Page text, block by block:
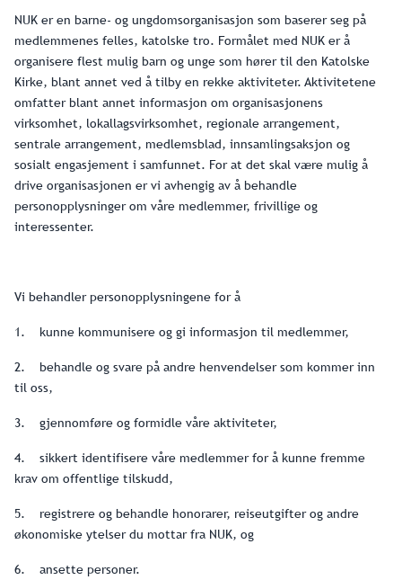
NUK er en barne- og ungdomsorganisasjon som baserer seg på
medlemmenes felles, katolske tro. Formålet med NUK er å
organisere flest mulig barn og unge som hører til den Katolske
Kirke, blant annet ved å tilby en rekke aktiviteter. Aktivitetene
omfatter blant annet informasjon om organisasjonens
virksomhet, lokallagsvirksomhet, regionale arrangement,
sentrale arrangement, medlemsblad, innsamlingsaksjon og
sosialt engasjement i samfunnet. For at det skal være mulig å
drive organisasjonen er vi avhengig av å behandle
personopplysninger om våre medlemmer, frivillige og
interessenter.
Vi behandler personopplysningene for å
1. kunne kommunisere og gi informasjon til medlemmer,
2. behandle og svare på andre henvendelser som kommer inn
til oss,
3. gjennomføre og formidle våre aktiviteter,
4. sikkert identifisere våre medlemmer for å kunne fremme
krav om offentlige tilskudd,
5. registrere og behandle honorarer, reiseutgifter og andre
økonomiske ytelser du mottar fra NUK, og
6. ansette personer.